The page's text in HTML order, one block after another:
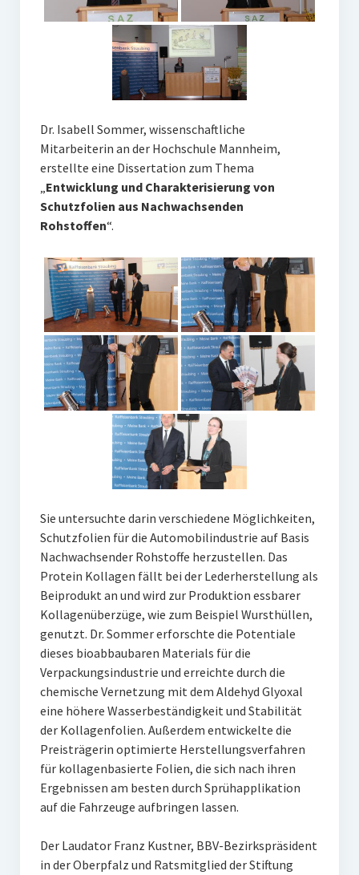
Dr. Isabell Sommer, wissenschaftliche
Mitarbeiterin an der Hochschule Mannheim,
erstellte eine Dissertation zum Thema
Entwicklung und Charakterisierung von
Schutzfolien aus Nachwachsenden
Rohstoffen“.
Sie untersuchte darin verschiedene Möglichkeiten,
Schutzfolien für die Automobilindustrie auf Basis
Nachwachsender Rohstoffe herzustellen. Das
Protein Kollagen fällt bei der Lederherstellung als
Beiprodukt an und wird zur Produktion essbarer
Kollagenüberzüge, wie zum Beispiel Wursthüllen,
genutzt. Dr. Sommer erforschte die Potentiale
dieses bioabbaubaren Materials für die
Verpackungsindustrie und erreichte durch die
chemische Vernetzung mit dem Aldehyd Glyoxal
eine höhere Wasserbeständigkeit und Stabilität
der Kollagenfolien. Außerdem entwickelte die
Preisträgerin optimierte Herstellungsverfahren
für kollagenbasierte Folien, die sich nach ihren
Ergebnissen am besten durch Sprühapplikation
auf die Fahrzeuge aufbringen lassen.
Der Laudator Franz Kustner, BBV-Bezirkspräsident
in der Oberpfalz und Ratsmitglied der Stiftung